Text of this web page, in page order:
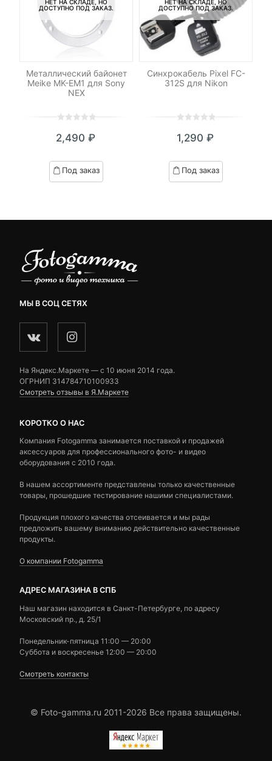
НЕТ НА СКЛАДЕ, НО
ДОСТУПНО ПОД ЗАКАЗ.
Металлический байонет
Meike MK-EM1 для Sony
NEX
out
based
on
2,490 ₽
Под заказ
НЕТ НА СКЛАДЕ, НО
ДОСТУПНО ПОД ЗАКАЗ.
Синхрокабель Pixel FC-
312S для Nikon
out
based
on
1,290 ₽
Под заказ
МЫ В СОЦ СЕТЯХ
На Яндекс.Маркете — c 10 июня 2014 года.
ОГРНИП 314784710100933
Смотреть отзывы в Я.Маркете
КОРОТКО О НАС
Компания Fotogamma занимается поставкой и продажей
аксессуаров для профессионального фото- и видео
оборудования с 2010 года.
В нашем ассортименте представлены только качественные
товары, прошедшие тестирование нашими специалистами.
Продукция плохого качества отсеивается и мы рады
предложить вашему вниманию действительно качественные
продукты.
О компании Fotogamma
АДРЕС МАГАЗИНА В СПБ
Наш магазин находится в Санкт-Петербурге, по адресу
Московский пр., д. 25/1
Понедельник-пятница 11:00 — 20:00
Суббота и воскресенье 12:00 — 20:00
Смотреть контакты
© Foto-gamma.ru 2011-2026 Все права защищены.